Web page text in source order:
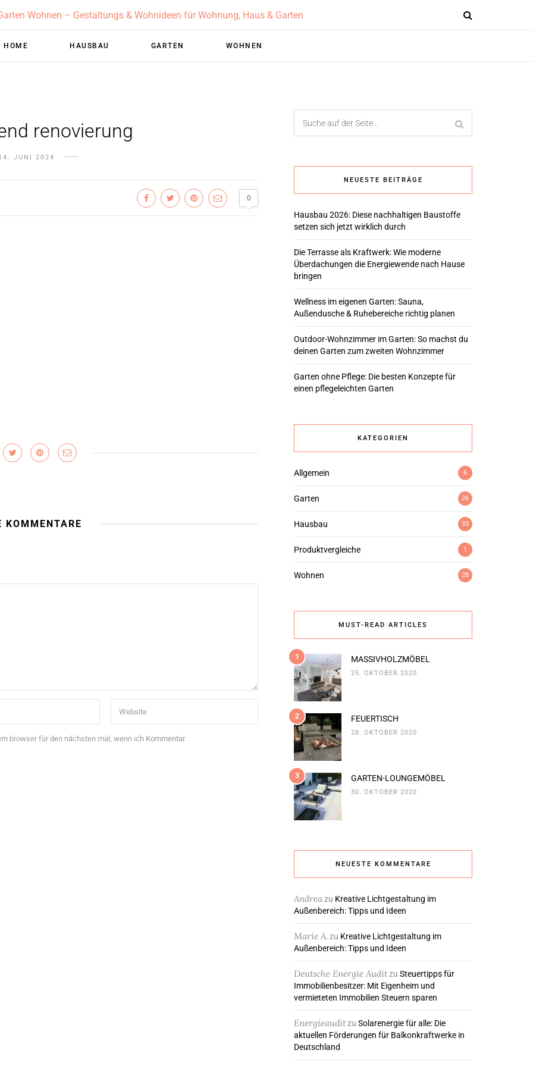
HOME HAUSBAU GARTEN WOHNEN
renovierung
JUNI 2024
0
KOMMENTARE
browser für den nächsten mal, wenn ich Kommentar.
NEUESTE BEITRÄGE
Hausbau 2026: Diese nachhaltigen Baustoffe
setzen sich jetzt wirklich durch
Die Terrasse als Kraftwerk: Wie moderne
Überdachungen die Energiewende nach Hause
bringen
Wellness im eigenen Garten: Sauna,
Außendusche & Ruhebereiche richtig planen
Outdoor-Wohnzimmer im Garten: So machst du
deinen Garten zum zweiten Wohnzimmer
Garten ohne Pflege: Die besten Konzepte für
einen pflegeleichten Garten
KATEGORIEN
Allgemein 6
Garten 26
Hausbau 33
Produktvergleiche 1
Wohnen 28
MUST-READ ARTICLES
1 MASSIVHOLZMÖBEL
25. OKTOBER 2020
2 FEUERTISCH
28. OKTOBER 2020
3 GARTEN-LOUNGEMÖBEL
30. OKTOBER 2020
NEUESTE KOMMENTARE
Andreazu Kreative Lichtgestaltung im
Außenbereich: Tipps und Ideen
Marie A.zu Kreative Lichtgestaltung im
Außenbereich: Tipps und Ideen
Deutsche Energie Auditzu Steuertipps für
Immobilienbesitzer: Mit Eigenheim und
vermieteten Immobilien Steuern sparen
Energieauditzu Solarenergie für alle: Die
aktuellen Förderungen für Balkonkraftwerke in
Deutschland